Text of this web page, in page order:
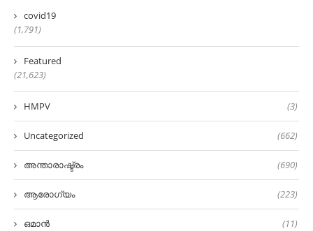
covid19
(1,791)
Featured
(21,623)
HMPV (3)
Uncategorized (662)
അന്താരാഷ്ട്രം (690)
ആരോഗ്യം (223)
ഒമാൻ (11)